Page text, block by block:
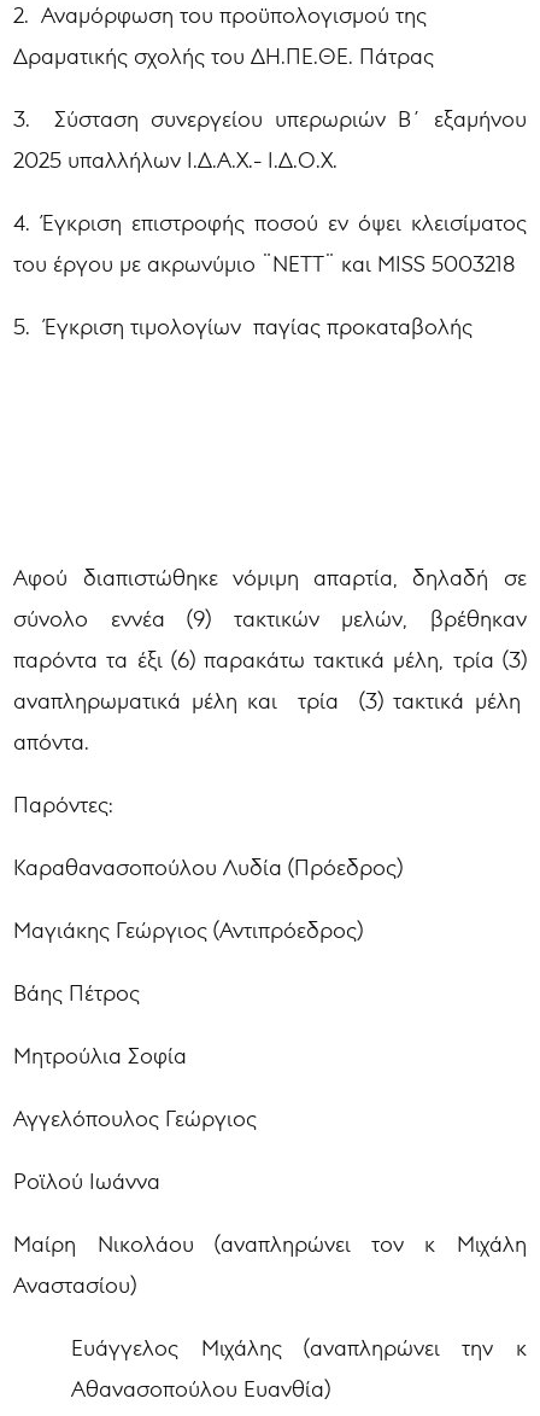
2. Αναμόρφωση του προϋπολογισμού της
Δραματικής σχολής του ΔΗ.ΠΕ.ΘΕ. Πάτρας
3. Σύσταση συνεργείου υπερωριών Β΄ εξαμήνου
2025 υπαλλήλων Ι.Δ.Α.Χ.- Ι.Δ.Ο.Χ.
4. Έγκριση επιστροφής ποσού εν όψει κλεισίματος
του έργου με ακρωνύμιο ¨NETT¨ και MISS 5003218
5. Έγκριση τιμολογίων παγίας προκαταβολής
Αφού διαπιστώθηκε νόμιμη απαρτία, δηλαδή σε
σύνολο εννέα (9) τακτικών μελών, βρέθηκαν
παρόντα τα έξι (6) παρακάτω τακτικά μέλη, τρία (3)
αναπληρωματικά μέλη και τρία (3) τακτικά μέλη
απόντα.
Παρόντες:
Καραθανασοπούλου Λυδία (Πρόεδρος)
Μαγιάκης Γεώργιος (Αντιπρόεδρος)
Βάης Πέτρος
Μητρούλια Σοφία
Αγγελόπουλος Γεώργιος
Ροϊλού Ιωάννα
Μαίρη Νικολάου (αναπληρώνει τον κ Μιχάλη
Αναστασίου)
Ευάγγελος Μιχάλης (αναπληρώνει την κ
Αθανασοπούλου Ευανθία)